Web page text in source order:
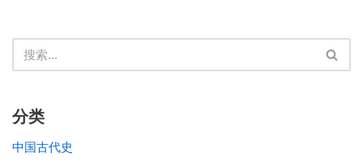
分类
中国古代史